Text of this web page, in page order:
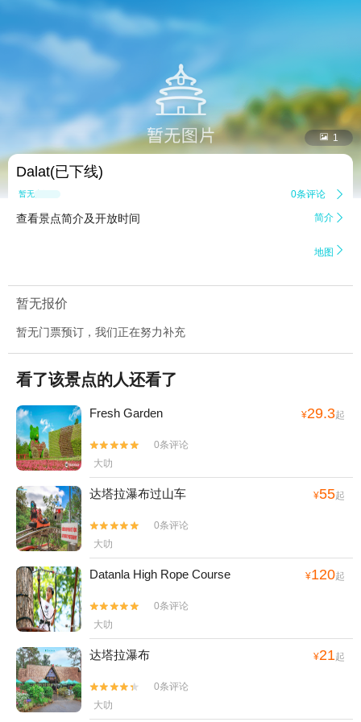
 1
Dalat(已下线)
暂无点评 0条评论 
查看景点简介及开放时间 简介 
地图 
暂无报价
暂无门票预订，我们正在努力补充
看了该景点的人还看了
Fresh Garden ¥29.3起


0条评论
大叻
达塔拉瀑布过山车 ¥55起


0条评论
大叻
Datanla High Rope Course ¥120起


0条评论
大叻
达塔拉瀑布 ¥21起


0条评论
大叻